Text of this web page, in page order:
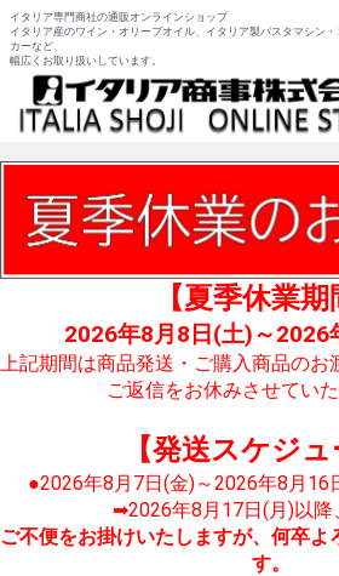
イタリア専門商社の通販オンラインショップ
イタリア産のワイン・オリーブオイル、イタリア製パスタマシン
カーなど、
幅広くお取り扱いしています。
【夏季休業期
2026年8月8日(土)～2026
上記期間は商品発送・ご購入商品のお
ご返信をお休みさせていた
【発送スケジュ
●2026年8月7日(金)～2026年8月16
➡2026年8月17日(月)以降
ご不便をお掛けいたしますが、何卒よ
す。